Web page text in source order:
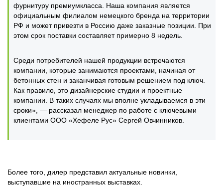
фурнитуру премиумкласса. Наша компания является
официальным филиалом немецкого бренда на территории
РФ и может привезти в Россию даже заказные позиции. При
этом срок поставки составляет примерно 8 недель.
Среди потребителей нашей продукции встречаются
компании, которые занимаются проектами, начиная от
бетонных стен и заканчивая готовым решением под ключ.
Как правило, это дизайнерские студии и проектные
компании. В таких случаях мы вполне укладываемся в эти
сроки», — рассказал менеджер по работе с ключевыми
клиентами ООО «Хефеле Рус» Сергей Овчинников.
Более того, дилер представил актуальные новинки,
выступавшие на иностранных выставках.